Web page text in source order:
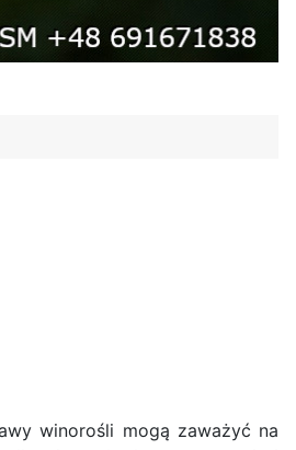
winorośli mogą zaważyć na